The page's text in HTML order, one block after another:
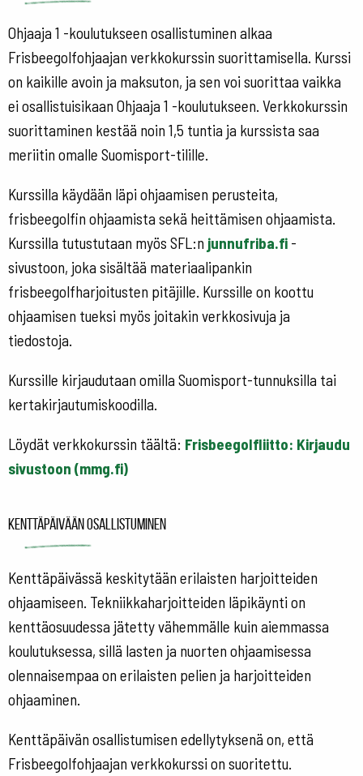
Ohjaaja 1 -koulutukseen osallistuminen alkaa
Frisbeegolfohjaajan verkkokurssin suorittamisella. Kurssi
on kaikille avoin ja maksuton, ja sen voi suorittaa vaikka
ei osallistuisikaan Ohjaaja 1 -koulutukseen. Verkkokurssin
suorittaminen kestää noin 1,5 tuntia ja kurssista saa
meriitin omalle Suomisport-tilille.
Kurssilla käydään läpi ohjaamisen perusteita,
frisbeegolfin ohjaamista sekä heittämisen ohjaamista.
Kurssilla tutustutaan myös SFL:n junnufriba.fi -
sivustoon, joka sisältää materiaalipankin
frisbeegolfharjoitusten pitäjille. Kurssille on koottu
ohjaamisen tueksi myös joitakin verkkosivuja ja
tiedostoja.
Kurssille kirjaudutaan omilla Suomisport-tunnuksilla tai
kertakirjautumiskoodilla.
Löydät verkkokurssin täältä: Frisbeegolfliitto: Kirjaudu
sivustoon (mmg.fi)
Kenttäpäivään osallistuminen
Kenttäpäivässä keskitytään erilaisten harjoitteiden
ohjaamiseen. Tekniikkaharjoitteiden läpikäynti on
kenttäosuudessa jätetty vähemmälle kuin aiemmassa
koulutuksessa, sillä lasten ja nuorten ohjaamisessa
olennaisempaa on erilaisten pelien ja harjoitteiden
ohjaaminen.
Kenttäpäivän osallistumisen edellytyksenä on, että
Frisbeegolfohjaajan verkkokurssi on suoritettu.